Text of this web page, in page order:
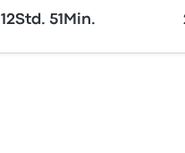
12Std. 51Min.